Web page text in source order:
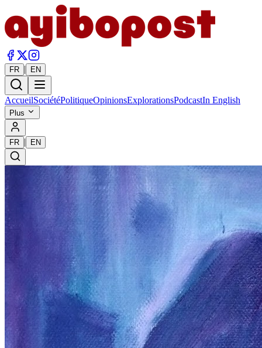
FR | EN
AccueilSociétéPolitiqueOpinionsExplorationsPodcastIn English
Plus
FR | EN